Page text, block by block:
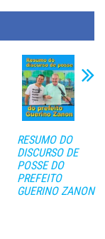
RESUMO DO
DISCURSO DE
POSSE DO
PREFEITO
GUERINO ZANON